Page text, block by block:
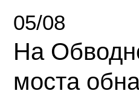
05/08
На
моста